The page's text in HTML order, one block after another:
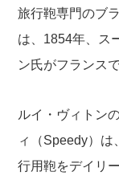
旅行鞄専門のブ
は、1854年、ス
ン氏がフランス
ルイ・ヴィトン
ィ（Speedy）
行用鞄をデイリ